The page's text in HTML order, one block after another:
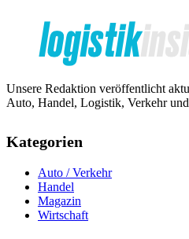
Unsere Redaktion veröffentlicht
Auto, Handel, Logistik, Verkehr
Kategorien
Auto / Verkehr
Handel
Magazin
Wirtschaft